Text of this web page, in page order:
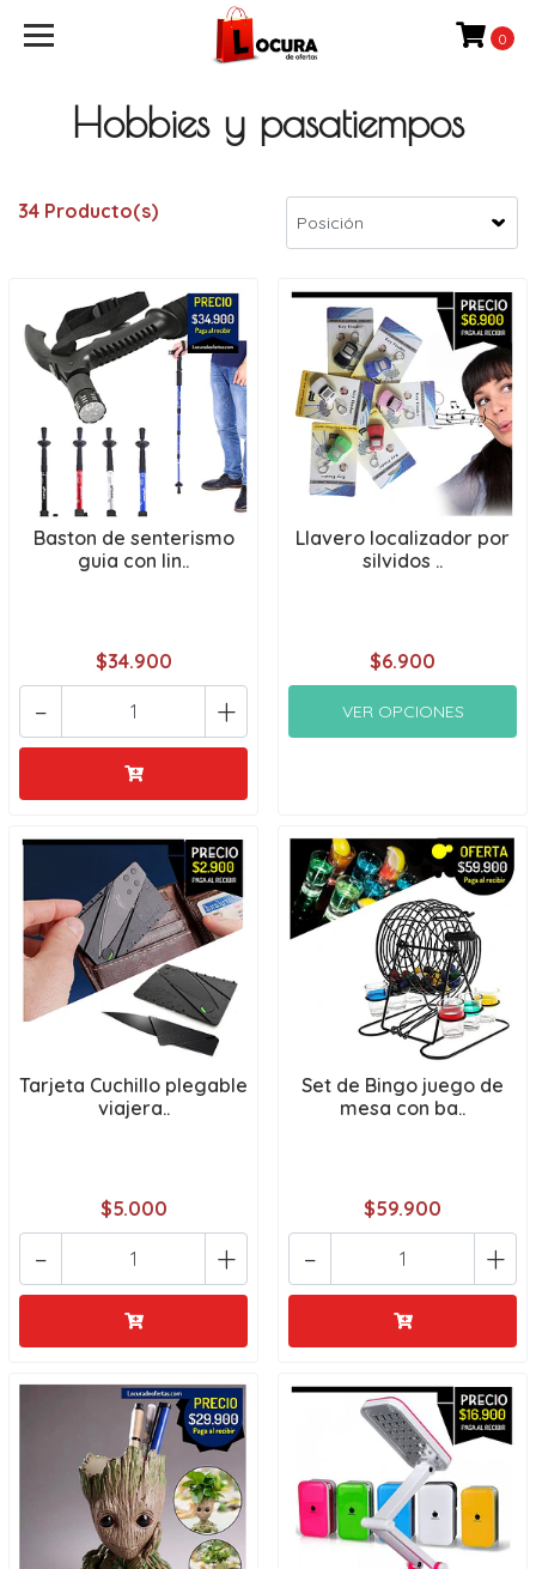
0
Hobbies y pasatiempos
34 Producto(s)
Baston de senterismo
guia con lin..
$34.900
+
-
Llavero localizador por
silvidos ..
$6.900
VER OPCIONES
Tarjeta Cuchillo plegable
viajera..
$5.000
+
-
Set de Bingo juego de
mesa con ba..
$59.900
+
-